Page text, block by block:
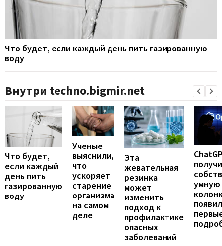
Что будет, если каждый день пить газированную
воду
Внутри techno.bigmir.net
Что будет,
если каждый
день пить
газированную
воду
Ученые
выяснили,
что
ускоряет
старение
организма
на самом
деле
Эта
жевательная
резинка
может
изменить
подход к
профилактике
опасных
заболеваний
умную